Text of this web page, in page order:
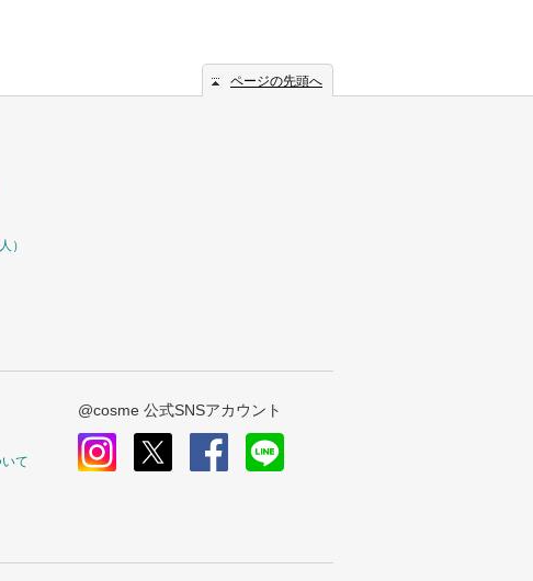
ページの先頭へ
）
て
@cosme 公式SNSアカウント